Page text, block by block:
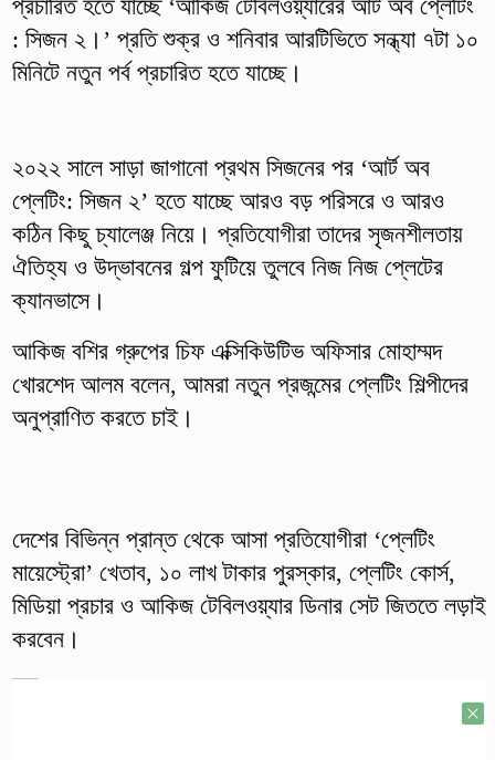
প্রচারিত হতে যাচ্ছে ‘আকিজ টেবিলওয়্যারের আর্ট অব প্লেটিং
: সিজন ২।’ প্রতি শুক্র ও শনিবার আরটিভিতে সন্ধ্যা ৭টা ১০
মিনিটে নতুন পর্ব প্রচারিত হতে যাচ্ছে।
২০২২ সালে সাড়া জাগানো প্রথম সিজনের পর ‘আর্ট অব
প্লেটিং: সিজন ২’ হতে যাচ্ছে আরও বড় পরিসরে ও আরও
কঠিন কিছু চ্যালেঞ্জ নিয়ে। প্রতিযোগীরা তাদের সৃজনশীলতায়
ঐতিহ্য ও উদ্ভাবনের গল্প ফুটিয়ে তুলবে নিজ নিজ প্লেটের
ক্যানভাসে।
আকিজ বশির গ্রুপের চিফ এক্সিকিউটিভ অফিসার মোহাম্মদ
খোরশেদ আলম বলেন, আমরা নতুন প্রজন্মের প্লেটিং শিল্পীদের
অনুপ্রাণিত করতে চাই।
দেশের বিভিন্ন প্রান্ত থেকে আসা প্রতিযোগীরা ‘প্লেটিং
মায়েস্ট্রো’ খেতাব, ১০ লাখ টাকার পুরস্কার, প্লেটিং কোর্স,
মিডিয়া প্রচার ও আকিজ টেবিলওয়্যার ডিনার সেট জিততে লড়াই
করবেন।